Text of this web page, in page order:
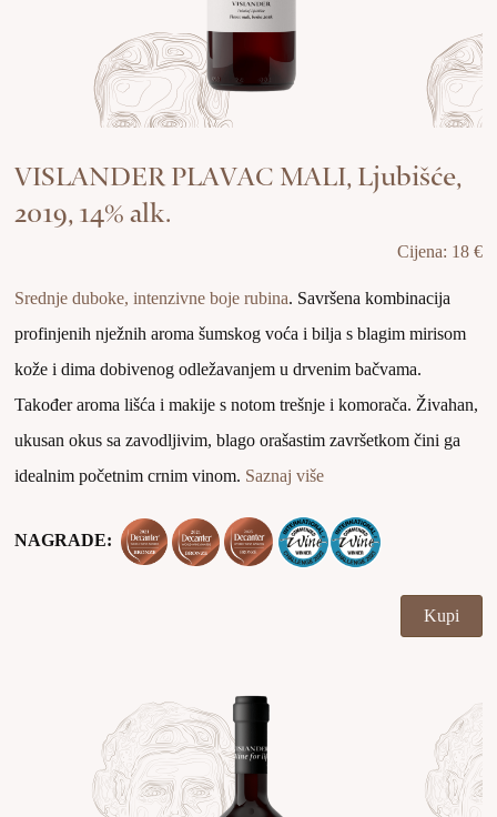
VISLANDER PLAVAC MALI, Ljubišće,
2019, 14% alk.
Cijena: 18 €
Srednje duboke, intenzivne boje rubina. Savršena kombinacija
profinjenih nježnih aroma šumskog voća i bilja s blagim mirisom
kože i dima dobivenog odležavanjem u drvenim bačvama.
Također aroma lišća i makije s notom trešnje i komorača. Živahan,
ukusan okus sa zavodljivim, blago orašastim završetkom čini ga
idealnim početnim crnim vinom. Saznaj više
NAGRADE:
Kupi